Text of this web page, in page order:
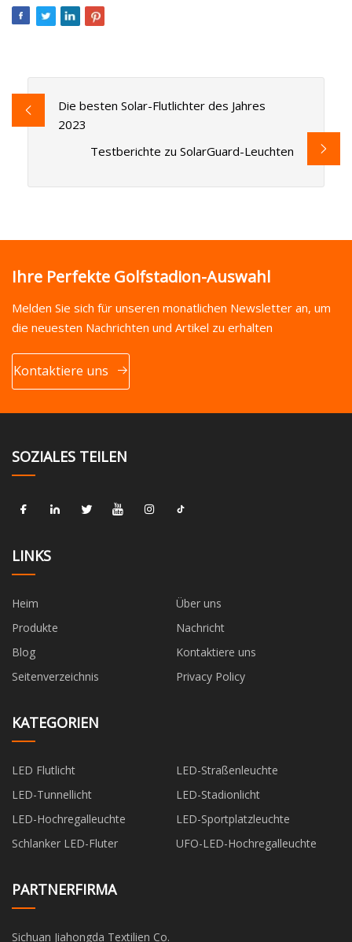
Die besten Solar-Flutlichter des Jahres
2023
Testberichte zu SolarGuard-Leuchten
Ihre Perfekte Golfstadion-Auswahl
Melden Sie sich für unseren monatlichen Newsletter an, um
die neuesten Nachrichten und Artikel zu erhalten
Kontaktiere uns
SOZIALES TEILEN
LINKS
Heim
Über uns
Produkte
Nachricht
Blog
Kontaktiere uns
Seitenverzeichnis
Privacy Policy
KATEGORIEN
LED Flutlicht
LED-Straßenleuchte
LED-Tunnellicht
LED-Stadionlicht
LED-Hochregalleuchte
LED-Sportplatzleuchte
Schlanker LED-Fluter
UFO-LED-Hochregalleuchte
PARTNERFIRMA
Sichuan Jiahongda Textilien Co.